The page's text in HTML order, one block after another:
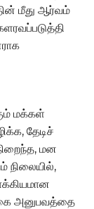
மீது ஆர்வம்
மக்கள்
தேடிச்
மன
நிலையில்,
அனுபவத்தை